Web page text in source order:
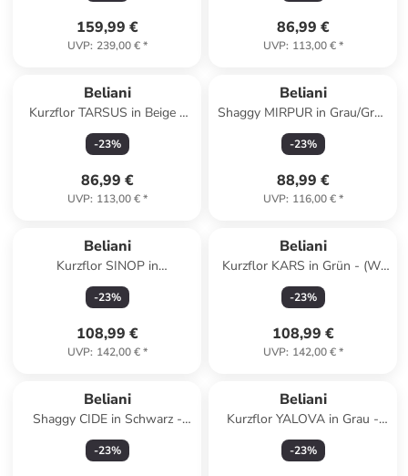
159,99 €
UVP: 239,00 €*
86,99 €
UVP: 113,00 €*
Beliani
Kurzflor TARSUS in Beige -
(W) 160 x (L) 230 cm
-23%
86,99 €
UVP: 113,00 €*
Beliani
Shaggy MIRPUR in Grau/Grün
- (W) 160 x (L) 230 cm
-23%
88,99 €
UVP: 116,00 €*
Beliani
Kurzflor SINOP in
Braun/Beige - (W) 160 x (H)
1.5 x (L) 230 cm
-23%
108,99 €
UVP: 142,00 €*
Beliani
Kurzflor KARS in Grün - (W)
160 x (H) 1.4 x (L) 230 cm
-23%
108,99 €
UVP: 142,00 €*
Beliani
Shaggy CIDE in Schwarz -
(W) 160 x (H) 7 x (L) 230 cm
-23%
Beliani
Kurzflor YALOVA in Grau -
(W) 140 x (H) 2 x (L) 200 cm
-23%